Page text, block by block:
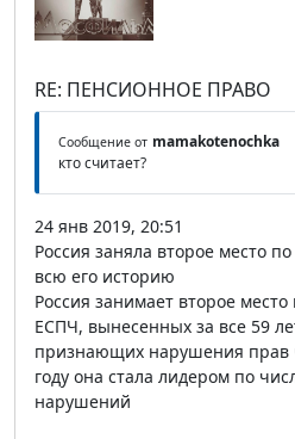
RE: ПЕНСИОННОЕ ПРАВО
Сообщение от mamakotenochka
кто считает?
24 янв 2019, 20:51
Россия заняла второе место
всю его историю
Россия занимает второе
ЕСПЧ, вынесенных за все 59
признающих нарушения прав
году она стала лидером по
нарушений